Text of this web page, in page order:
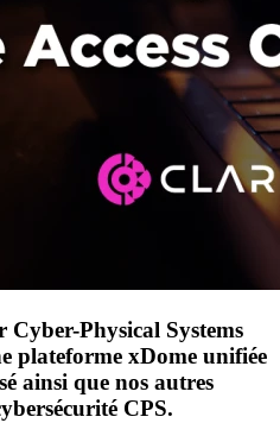
Physical Systems
plateforme xDome unifiée
ainsi que nos autres
CPS.